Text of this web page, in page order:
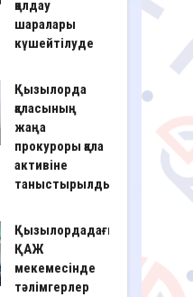
қолдау
шаралары
күшейтілуде
Қызылорда
қаласының
жаңа
прокуроры қала
активіне
таныстырылды
Қызылордадағы
ҚАЖ
мекемесінде
тәлімгерлер